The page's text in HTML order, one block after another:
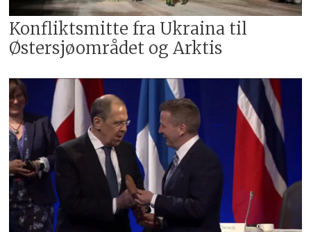
Konfliktsmitte fra Ukraina til
Østersjøområdet og Arktis